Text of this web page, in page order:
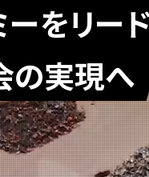
ーをリー
の実現へ